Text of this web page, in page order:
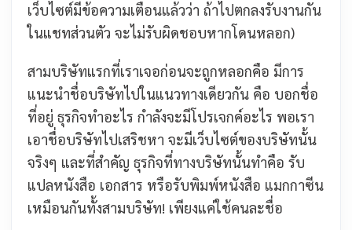
เว็บไซต์มีข้อความเตือนแล้วว่า ถ้าไปตกลงรับงานกัน
ในแชทส่วนตัว จะไม่รับผิดชอบหากโดนหลอก)
สามบริษัทแรกที่เราเจอก่อนจะถูกหลอกคือ มีการ
แนะนำชื่อบริษัทไปในแนวทางเดียวกัน คือ บอกชื่อ
ที่อยู่ ธุรกิจทำอะไร กำลังจะมีโปรเจกค์อะไร พอเรา
เอาชื่อบริษัทไปเสริชหา จะมีเว็บไซต์ของบริษัทนั้น
จริงๆ และที่สำคัญ ธุรกิจที่ทางบริษัทนั้นทำคือ รับ
แปลหนังสือ เอกสาร หรือรับพิมพ์หนังสือ แมกกาซีน
เหมือนกันทั้งสามบริษัท! เพียงแค่ใช้คนละชื่อ